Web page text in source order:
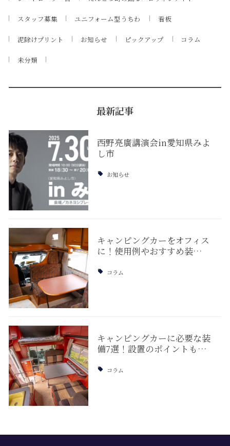
スタッフ募集 ユニフォーム型うちわ 看板
泥除けプリント お知らせ ピックアップ コラム
未分類
最新記事
西野亮廣講演会in愛知県みよ
し市
お知らせ
キャンピングカーをオフィス
に！使用例やおすすめ装…
コラム
キャンピングカーに必要な装
備7選！設置のポイントも…
コラム